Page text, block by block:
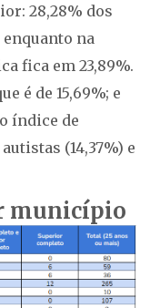
28,28% dos
na
fica em 23,89%.
é de 15,69%; e
índice de
(14,37%) e
município